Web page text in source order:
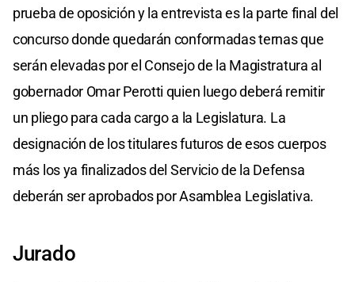
prueba de oposición y la entrevista es la parte final del
concurso donde quedarán conformadas ternas que
serán elevadas por el Consejo de la Magistratura al
gobernador Omar Perotti quien luego deberá remitir
un pliego para cada cargo a la Legislatura. La
designación de los titulares futuros de esos cuerpos
más los ya finalizados del Servicio de la Defensa
deberán ser aprobados por Asamblea Legislativa.
Jurado